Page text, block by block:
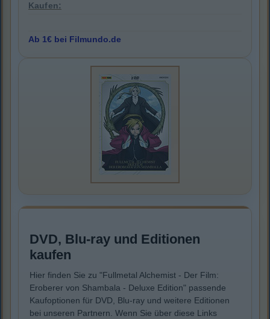
Kaufen:
Ab 1€ bei Filmundo.de
DVD, Blu-ray und Editionen
kaufen
Hier finden Sie zu "Fullmetal Alchemist - Der Film:
Eroberer von Shambala - Deluxe Edition" passende
Kaufoptionen für DVD, Blu-ray und weitere Editionen
bei unseren Partnern. Wenn Sie über diese Links